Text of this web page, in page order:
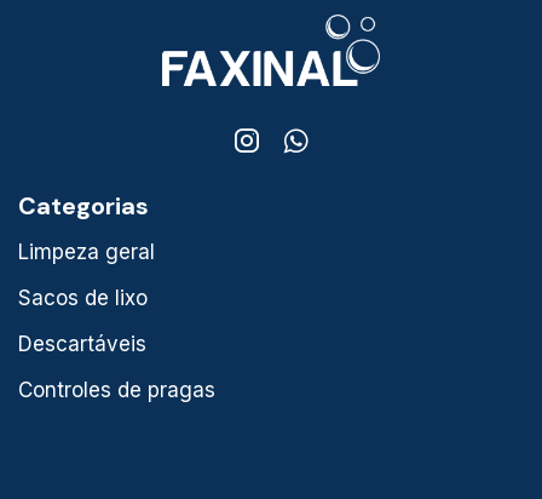
Categorias
Limpeza geral
Sacos de lixo
Descartáveis
Controles de pragas